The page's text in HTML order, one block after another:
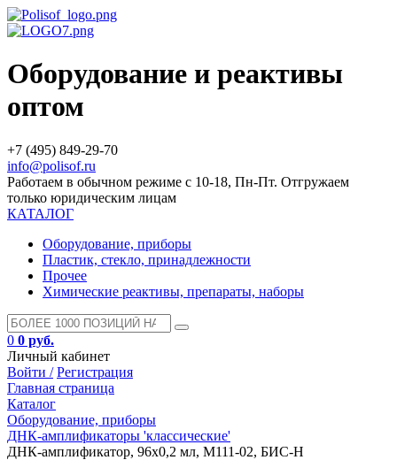
Оборудование и реактивы
оптом
+7 (495) 849-29-70
info@polisof.ru
Работаем в обычном режиме с 10-18, Пн-Пт. Отгружаем
только юридическим лицам
КАТАЛОГ
Оборудование, приборы
Пластик, стекло, принадлежности
Прочее
Химические реактивы, препараты, наборы
0 0 руб.
Личный кабинет
Войти / Регистрация
Главная страница
Каталог
Оборудование, приборы
ДНК-амплификаторы 'классические'
ДНК-амплификатор, 96x0,2 мл, М111-02, БИС-Н